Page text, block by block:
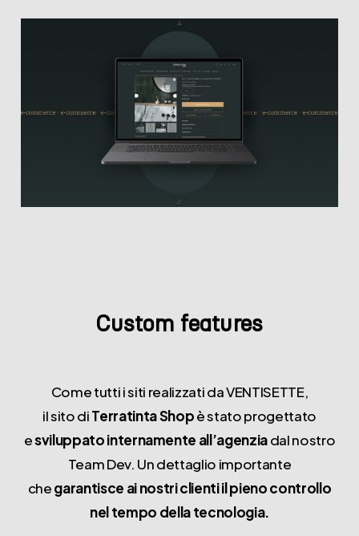
Custom features
Come tutti i siti realizzati da VENTISETTE,
il sito diTerratinta Shopè stato progettato
esviluppato internamente all’agenziadal nostro
Team Dev. Un dettaglio importante
chegarantisce ai nostri clienti il pieno controllo
nel tempo della tecnologia.